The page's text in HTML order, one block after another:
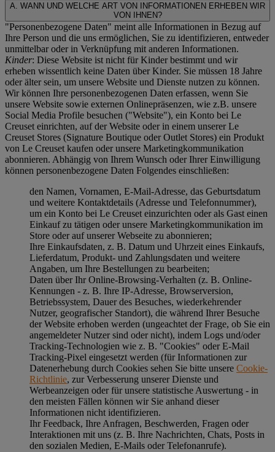
A. WANN UND WELCHE ART VON INFORMATIONEN ERHEBEN WIR
VON IHNEN?
"Personenbezogene Daten" meint alle Informationen in Bezug auf
Ihre Person und die uns ermöglichen, Sie zu identifizieren, entweder
unmittelbar oder in Verknüpfung mit anderen Informationen.
Kinder: Diese Website ist nicht für Kinder bestimmt und wir
erheben wissentlich keine Daten über Kinder. Sie müssen 18 Jahre
oder älter sein, um unsere Website und Dienste nutzen zu können.
Wir können Ihre personenbezogenen Daten erfassen, wenn Sie
unsere Website sowie externen Onlinepräsenzen, wie z.B. unsere
Social Media Profile besuchen ("Website"), ein Konto bei Le
Creuset einrichten, auf der Website oder in einem unserer Le
Creuset Stores (Signature Boutique oder Outlet Stores) ein Produkt
von Le Creuset kaufen oder unsere Marketingkommunikation
abonnieren. Abhängig von Ihrem Wunsch oder Ihrer Einwilligung
können personenbezogene Daten Folgendes einschließen:
den Namen, Vornamen, E-Mail-Adresse, das Geburtsdatum
und weitere Kontaktdetails (Adresse und Telefonnummer),
um ein Konto bei Le Creuset einzurichten oder als Gast einen
Einkauf zu tätigen oder unsere Marketingkommunikation im
Store oder auf unserer Webseite zu abonnieren;
Ihre Einkaufsdaten, z. B. Datum und Uhrzeit eines Einkaufs,
Lieferdatum, Produkt- und Zahlungsdaten und weitere
Angaben, um Ihre Bestellungen zu bearbeiten;
Daten über Ihr Online-Browsing-Verhalten (z. B. Online-
Kennungen - z. B. Ihre IP-Adresse, Browserversion,
Betriebssystem, Dauer des Besuches, wiederkehrender
Nutzer, geografischer Standort), die während Ihrer Besuche
der Website erhoben werden (ungeachtet der Frage, ob Sie ein
angemeldeter Nutzer sind oder nicht), indem Logs und/oder
Tracking-Technologien wie z. B. "Cookies" oder E-Mail
Tracking-Pixel eingesetzt werden (für Informationen zur
Datenerhebung durch Cookies sehen Sie bitte unsere Cookie-
Richtlinie, zur Verbesserung unserer Dienste und
Werbeanzeigen oder für unsere statistische Auswertung - in
den meisten Fällen können wir Sie anhand dieser
Informationen nicht identifizieren.
Ihr Feedback, Ihre Anfragen, Beschwerden, Fragen oder
Interaktionen mit uns (z. B. Ihre Nachrichten, Chats, Posts in
den sozialen Medien, E-Mails oder Telefonanrufe).